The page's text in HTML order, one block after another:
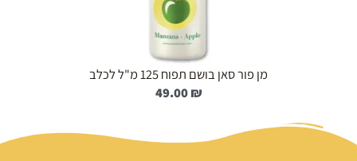
מן פור סאן בושם תפוח 125 מ"ל לכלב
49.00₪